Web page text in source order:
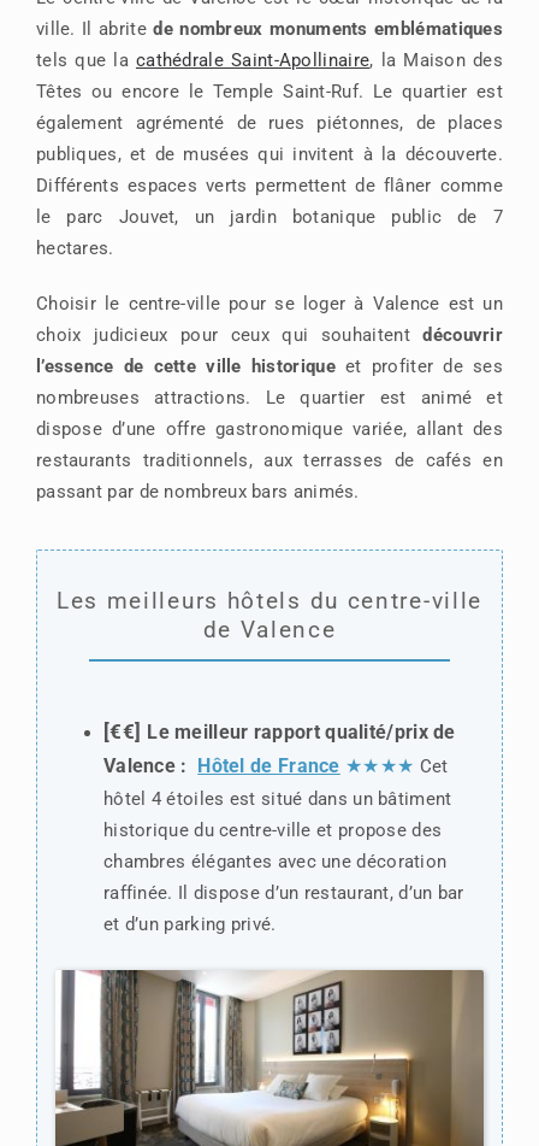
ville. Il abritede nombreux monuments emblématiques
tels que la cathédrale Saint-Apollinaire, la Maison des
Têtes ou encore le Temple Saint-Ruf. Le quartier est
également agrémenté de rues piétonnes, de places
publiques, et de musées qui invitent à la découverte.
Différents espaces verts permettent de flâner comme
le parc Jouvet, un jardin botanique public de 7
hectares.
Choisir le centre-ville pour se loger à Valence est un
choix judicieux pour ceux qui souhaitentdécouvrir
l’essence de cette ville historiqueet profiter de ses
nombreuses attractions. Le quartier est animé et
dispose d’une offre gastronomique variée, allant des
restaurants traditionnels, aux terrasses de cafés en
passant par de nombreux bars animés.
Les meilleurs hôtels du centre-ville
de Valence
[€€] Le meilleur rapport qualité/prix de
Valence :
Hôtel de France ★★★★ Cet
hôtel 4 étoiles est situé dans un bâtiment
historique du centre-ville et propose des
chambres élégantes avec une décoration
raffinée. Il dispose d’un restaurant, d’un bar
et d’un parking privé.